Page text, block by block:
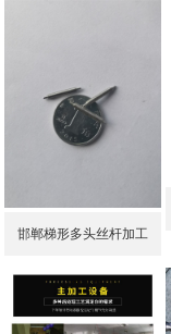
邯郸梯形多头丝杆加工